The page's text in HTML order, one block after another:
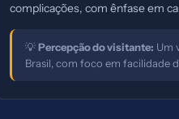
complicações, com ênfase em
💡Percepção do visitante: Um
Brasil, com foco em facilidade